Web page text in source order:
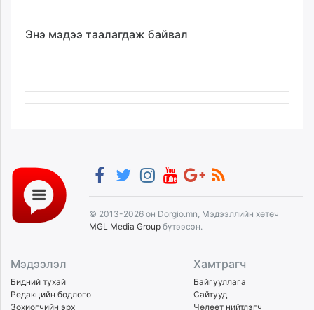
Энэ мэдээ таалагдаж байвал
© 2013-2026 он Dorgio.mn, Мэдээллийн хөтөч
MGL Media Group бүтээсэн.
Мэдээлэл
Бидний тухай
Редакцийн бодлого
Зохиогчийн эрх
Хамтрагч
Байгууллага
Сайтууд
Чөлөөт нийтлэгч